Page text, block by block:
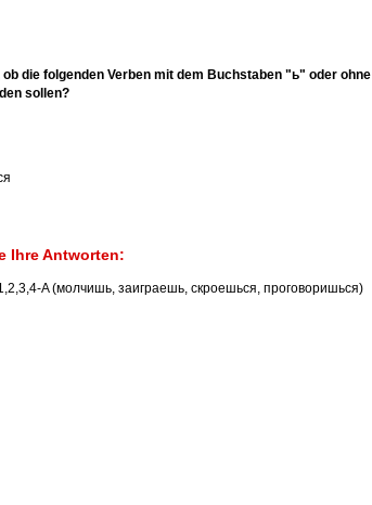
ob die folgenden Verben mit dem Buchstaben "ь" oder ohne
sollen?
Ihre Antworten:
A (молчишь, заиграешь, скроешься, проговоришься)